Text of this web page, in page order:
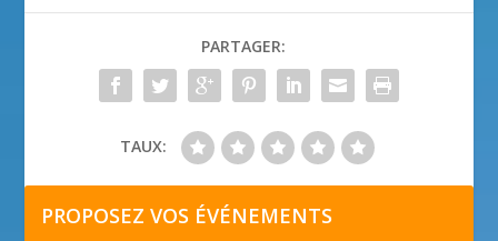
PARTAGER:
TAUX:
PROPOSEZ VOS ÉVÉNEMENTS